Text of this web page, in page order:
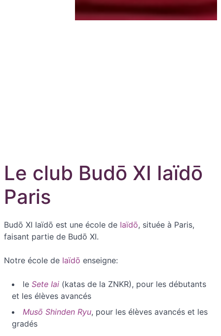
Le club Budō XI Iaïdō
Paris
Budō XI Iaïdō est une école de Iaïdō, située à Paris,
faisant partie de Budō XI.
Notre école de Iaïdō enseigne:
le Sete Iai (katas de la ZNKR), pour les débutants
et les élèves avancés
Musō Shinden Ryu, pour les élèves avancés et les
gradés